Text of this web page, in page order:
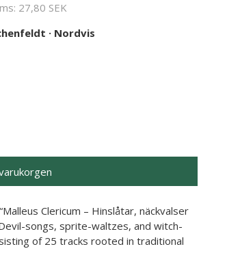
27,80 SEK
· Nordvis
Clericum – Hinslåtar, näckvalser
songs, sprite-waltzes, and witch-
of 25 tracks rooted in traditional